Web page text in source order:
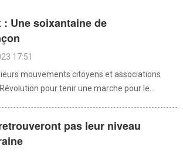
Une soixantaine de
17:51
mouvements citoyens et associations
pour tenir une marche pour le...
pas leur niveau